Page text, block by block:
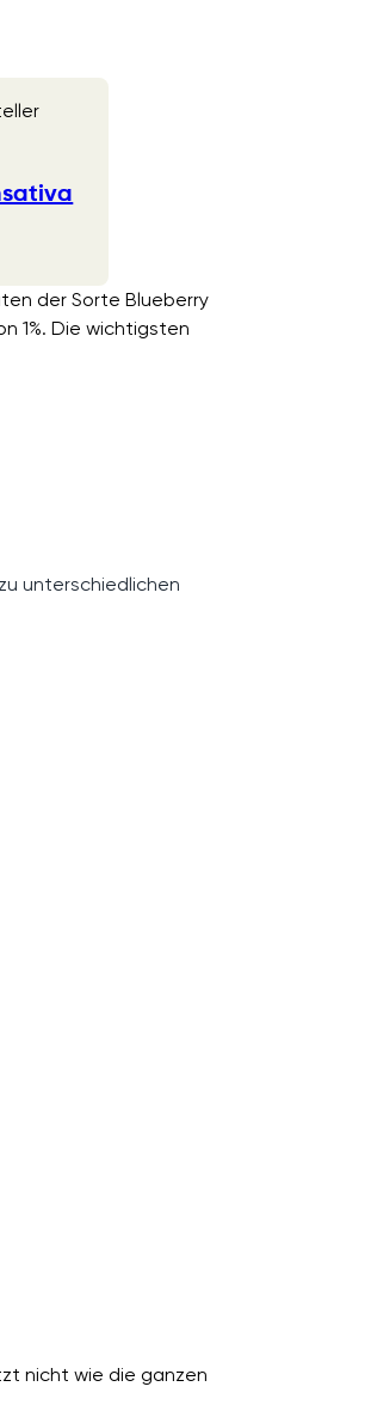
der Sorte Blueberry
1%. Die wichtigsten
unterschiedlichen
nicht wie die ganzen